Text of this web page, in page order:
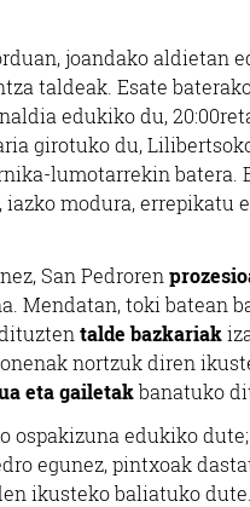
joandako aldietan
taldeak. Esate
edukiko du,
girotuko du,
lumotarrekin batera.
iazko modura, errepikatu
San Pedroren
Mendatan, toki batean
talde bazkariak
onenak nortzuk diren
eta gailetakbanatuko
ospakizuna edukiko
egunez, pintxoak
ikusteko baliatuko dute.